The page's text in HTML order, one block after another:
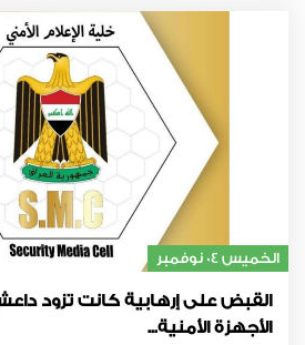
الخميس 04 نوفمبر
القبض على إرهابية كانت تزود
الأجهزة الأمنية...